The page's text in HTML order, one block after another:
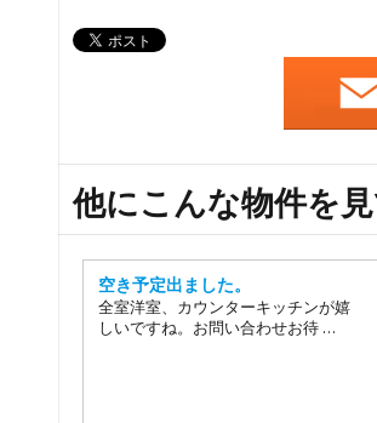
他にこんな物件を
空き予定出ました。
全室洋室、カウンターキッチンが嬉
しいですね。お問い合わせお待 …